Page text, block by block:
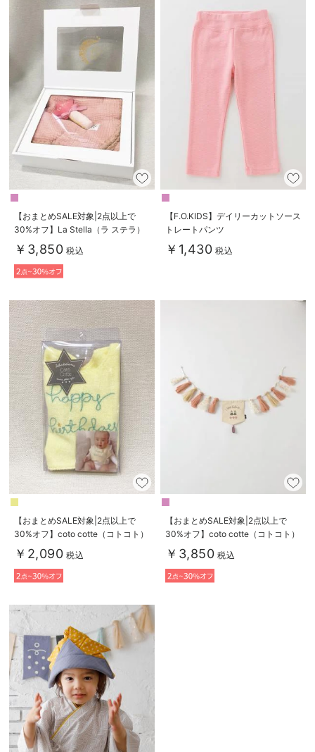
【おまとめSALE対象|2点以上で
30%オフ】La Stella（ラ ステラ）
ブランケット＆ラトル 2点ボック
スギフトセット
￥3,850 税込
【F.O.KIDS】デイリーカットソース
トレートパンツ
￥1,430 税込
【おまとめSALE対象|2点以上で
30%オフ】coto cotte（コトコト）
メッセージスタイ｜出産 祝い
￥2,090 税込
【おまとめSALE対象|2点以上で
30%オフ】coto cotte（コトコト）
節句ガーランド
￥3,850 税込